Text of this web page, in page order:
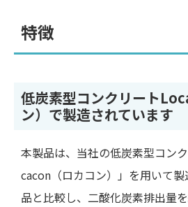
特徴
低炭素型コンクリート
ン）で製造されています
本製品は、当社の低炭素型コン
cacon（ロカコン）」を用いて
品と比較し、二酸化炭素排出量